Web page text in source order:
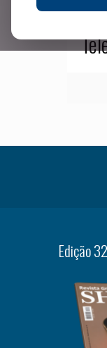
Edição